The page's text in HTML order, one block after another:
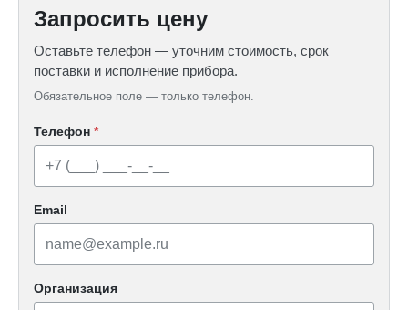
Запросить цену
Оставьте телефон — уточним стоимость, срок
поставки и исполнение прибора.
Обязательное поле — только телефон.
Телефон *
Email
Организация